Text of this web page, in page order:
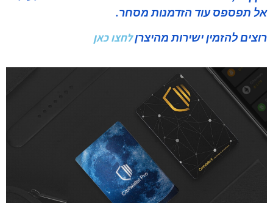
אל תפספס עוד הזדמנות מסחר.
רוצים להזמין ישירות מהיצרןלחצו כאן